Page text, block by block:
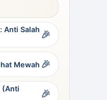
Anti Salah
Mewah
(Anti